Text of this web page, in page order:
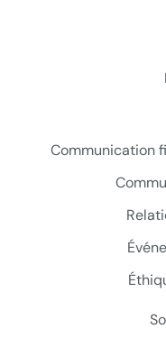
Communication